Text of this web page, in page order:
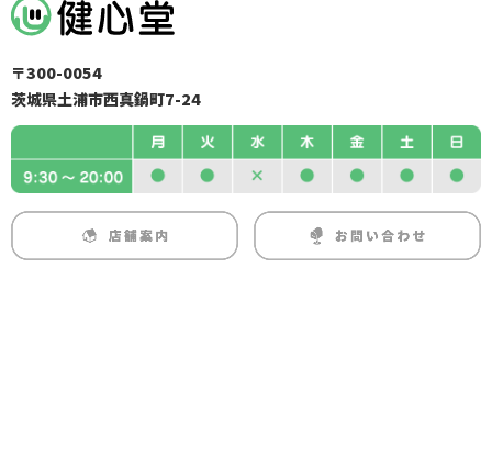
〒300-0054
茨城県土浦市西真鍋町7-24